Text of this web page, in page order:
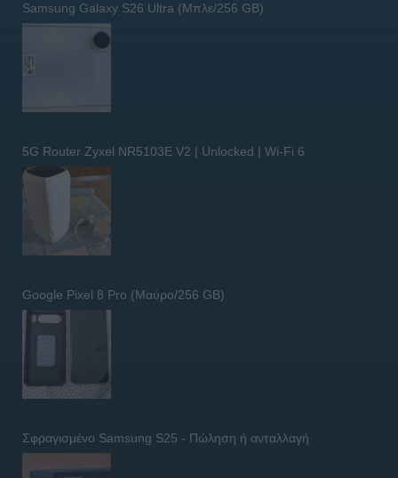
Samsung Galaxy S26 Ultra (Μπλε/256 GB)
5G Router Zyxel NR5103E V2 | Unlocked | Wi-Fi 6
Google Pixel 8 Pro (Μαύρο/256 GB)
Σφραγισμένο Samsung S25 - Πώληση ή ανταλλαγή